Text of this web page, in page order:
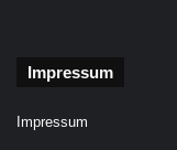
Impressum
Impressum